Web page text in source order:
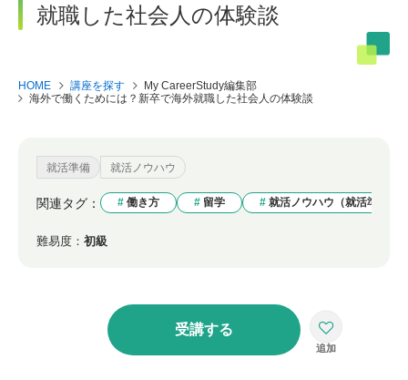
就職した社会人の体験談
HOME 講座を探す
My CareerStudy編集部
海外で働くためには？新卒で海外就職した社会人の体験談
就活準備 就活ノウハウ
関連タグ： 働き方 留学 就活ノウハウ（就活準備）
難易度： 初級
受講する